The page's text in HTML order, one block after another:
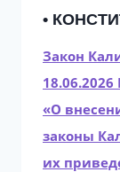
•
Закон
18.06.2026
«О
законы
их